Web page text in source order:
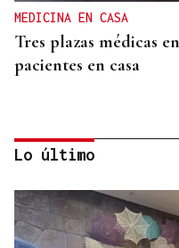
MEDICINA EN CASA
Tres plazas médicas
pacientes en casa
Lo último